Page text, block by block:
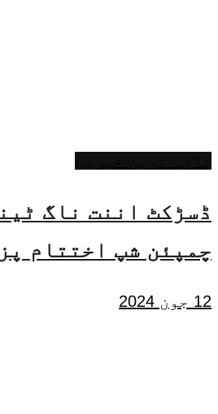
ڈسڑکٹ اننت ناگ
چمپئن شپ اختتام
12 جون 2024